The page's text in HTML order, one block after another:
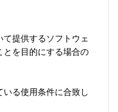
て提供するソフトウェ
とを目的にする場合の
いる使用条件に合致し